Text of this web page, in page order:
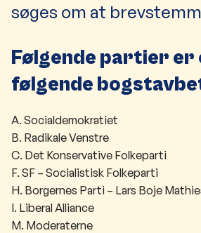
søges om at
Følgende partier
følgende
A. Socialdemokratiet
B. Radikale Venstre
C. Det Konservative Folkeparti
F. SF – Socialistisk Folkeparti
H. Borgernes Parti – Lars Boje
I. Liberal Alliance
M. Moderaterne